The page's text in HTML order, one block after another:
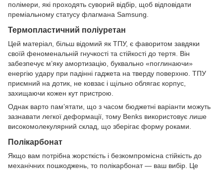
полімери, які проходять суворий відбір, щоб відповідати
преміальному статусу флагмана Samsung.
Термопластичний поліуретан
Цей матеріал, більш відомий як ТПУ, є фаворитом завдяки
своїй феноменальній гнучкості та стійкості до тертя. Він
забезпечує м’яку амортизацію, буквально «поглинаючи»
енергію удару при падінні гаджета на тверду поверхню. ТПУ
приємний на дотик, не ковзає і щільно облягає корпус,
захищаючи кожен кут пристрою.
Однак варто пам’ятати, що з часом бюджетні варіанти можуть
зазнавати легкої деформації, тому Benks використовує лише
високомолекулярний склад, що зберігає форму роками.
Полікарбонат
Якщо вам потрібна жорсткість і безкомпромісна стійкість до
механічних пошкоджень, то полікарбонат — ваш вибір. Це